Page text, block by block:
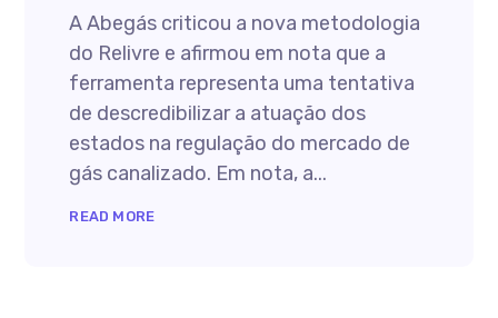
A Abegás criticou a nova metodologia
do Relivre e afirmou em nota que a
ferramenta representa uma tentativa
de descredibilizar a atuação dos
estados na regulação do mercado de
gás canalizado. Em nota, a...
READ MORE